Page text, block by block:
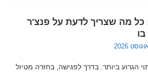
כל מה שצריך לדעת על פנצ'ר
הגרוע ביותר. בדרך לפגישה, בחזרה מטיול